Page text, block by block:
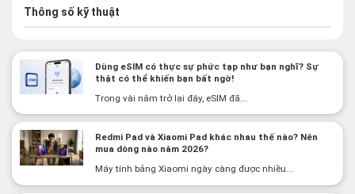
Thông số kỹ thuật
Dùng eSIM có thực sự phức tạp như bạn nghĩ? Sự
thật có thể khiến bạn bất ngờ!
Trong vài năm trở lại đây, eSIM đã...
Redmi Pad và Xiaomi Pad khác nhau thế nào? Nên
mua dòng nào năm 2026?
Máy tính bảng Xiaomi ngày càng được nhiều...